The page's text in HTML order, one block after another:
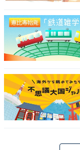
次ページ